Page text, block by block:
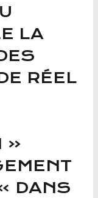
LA
RÉEL
«
DANS